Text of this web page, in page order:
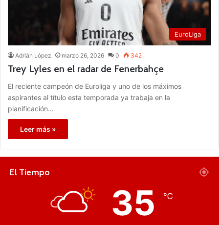
EuroLiga
Adrián López marzo 26, 2026 0 342
Trey Lyles en el radar de Fenerbahçe
El reciente campeón de Euroliga y uno de los máximos
aspirantes al título esta temporada ya trabaja en la
planificación…
Leer más »
El Tiempo
35 ℃